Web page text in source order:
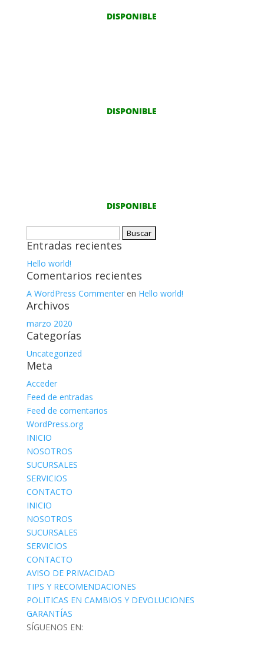
DISPONIBLE
DISPONIBLE
DISPONIBLE
Entradas recientes
Hello world!
Comentarios recientes
A WordPress Commenteren Hello world!
Archivos
marzo 2020
Categorías
Uncategorized
Meta
Acceder
Feed de entradas
Feed de comentarios
WordPress.org
INICIO
NOSOTROS
SUCURSALES
SERVICIOS
CONTACTO
INICIO
NOSOTROS
SUCURSALES
SERVICIOS
CONTACTO
AVISO DE PRIVACIDAD
TIPS Y RECOMENDACIONES
POLITICAS EN CAMBIOS Y DEVOLUCIONES
GARANTÍAS
SÍGUENOS EN: